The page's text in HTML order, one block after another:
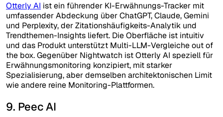
Otterly AI ist ein führender KI-Erwähnungs-Tracker mit
umfassender Abdeckung über ChatGPT, Claude, Gemini
und Perplexity, der Zitationshäufigkeits-Analytik und
Trendthemen-Insights liefert. Die Oberfläche ist intuitiv
und das Produkt unterstützt Multi-LLM-Vergleiche out of
the box. Gegenüber Nightwatch ist Otterly AI speziell für
Erwähnungsmonitoring konzipiert, mit starker
Spezialisierung, aber demselben architektonischen Limit
wie andere reine Monitoring-Plattformen.
9. Peec AI